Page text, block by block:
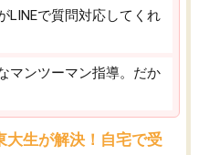
LINEで質問対応してくれ
マンツーマン指導。だか
大生が解決！自宅で受